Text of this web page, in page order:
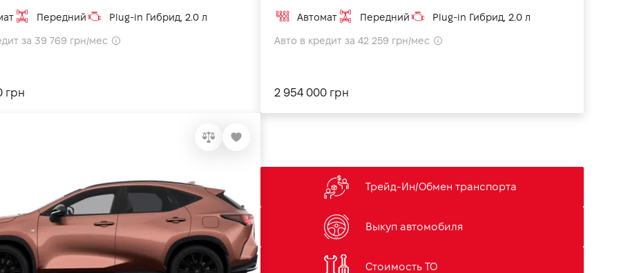
Передний Plug-in Гибрид, 2.0 л
за 39 769 грн/мес
грн
Автомат Передний Plug-in Гибрид, 2.0 л
Авто в кредит за 42 259 грн/мес
2 954 000 грн
Трейд-Ин/Обмен транспорта
Выкуп автомобиля
Стоимость ТО